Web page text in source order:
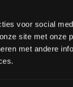
voor social
site met onze
met andere